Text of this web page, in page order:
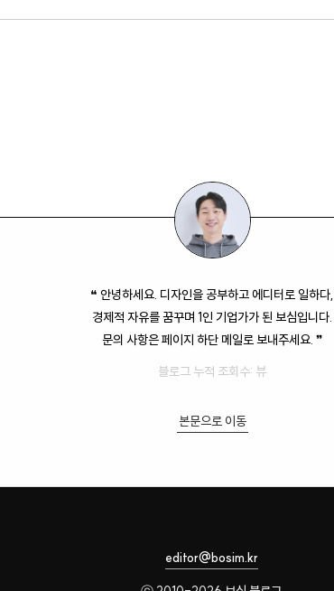
❝ 안녕하세요. 디자인을 공부하고 에디터로 일하다,
경제적 자유를 꿈꾸며 1인 기업가가 된 보심입니다.
문의 사항은 페이지 하단 메일로 보내주세요. ❞
블로그 누적 조회수: 뷰
본문으로 이동
editor@bosim.kr